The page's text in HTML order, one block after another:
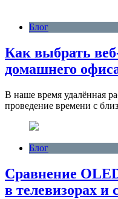
Блог
Как выбрать
домашнего
В наше время удалённая
проведение времени с
Блог
Сравнение
в телевизорах и